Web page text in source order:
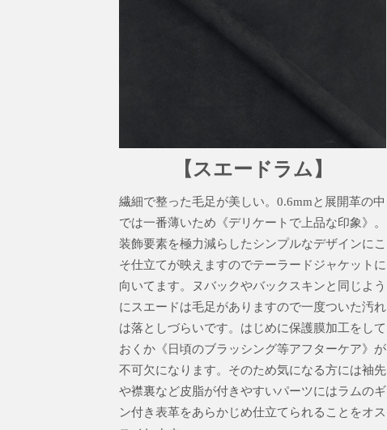
【スエードラム】
繊細で整った毛足が美しい。0.6mmと展開革の中
では一番薄いため《デリケートで上品な印象》。
装飾要素を極力減らしたシンプルなデザインにこ
そ仕立てが映えますのでテーラードジャケットに
向いてます。ヌバックやバックスキンと同じよう
にスエードは毛足がありますので一度ついた汚れ
は落としづらいです。はじめに保護膜加工をして
おくか《日頃のブラッシング等アフターケア》が
不可欠になります。そのため気になる方には袖先
や襟裏など皮脂が付きやすいパーツにはラムのギ
ン付き表革をあらかじめ仕立てられることをオス